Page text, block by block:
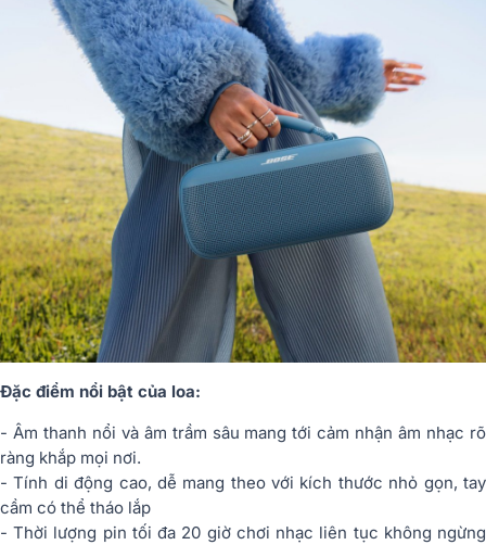
Đặc điểm nổi bật của loa:
- Âm thanh nổi và âm trầm sâu mang tới cảm nhận âm nhạc rõ
ràng khắp mọi nơi.
- Tính di động cao, dễ mang theo với kích thước nhỏ gọn, tay
cầm có thể tháo lắp
- Thời lượng pin tối đa 20 giờ chơi nhạc liên tục không ngừng